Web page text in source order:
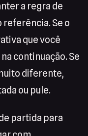
a regra de
Se o
que você
continuação. Se
diferente,
ou pule.
partida para